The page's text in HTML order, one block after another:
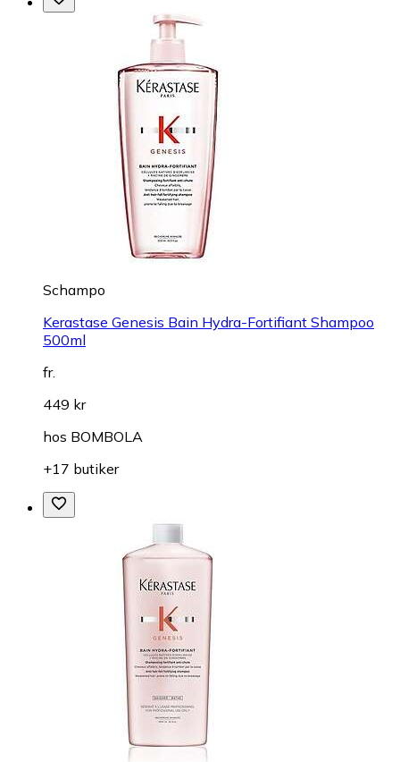
Schampo
Kerastase Genesis Bain Hydra-Fortifiant Shampoo
500ml
fr.
449 kr
hos BOMBOLA
+17 butiker